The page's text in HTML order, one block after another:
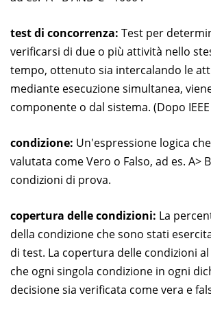
test di concorrenza: Test per
verificarsi di due o più attività nello
tempo, ottenuto sia intercalando le
mediante esecuzione simultanea,
componente o dal sistema. (Dopo IEEE
condizione: Un'espressione logica
valutata come Vero o Falso, ad es. A>
condizioni di prova.
copertura delle condizioni: La
della condizione che sono stati
di test. La copertura delle condizioni
che ogni singola condizione in ogni
decisione sia verificata come vera e